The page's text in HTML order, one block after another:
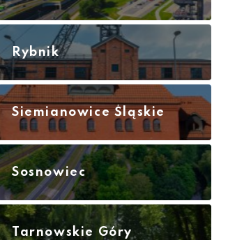
Rybnik
Siemianowice Śląskie
Sosnowiec
Tarnowskie Góry